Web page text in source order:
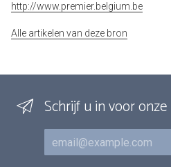
http://www.premier.belgium.be
Alle artikelen van deze bron
Schrijf u in voor
E-mail